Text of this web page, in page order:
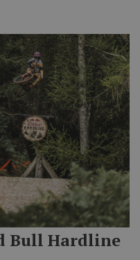
Bull Hardline